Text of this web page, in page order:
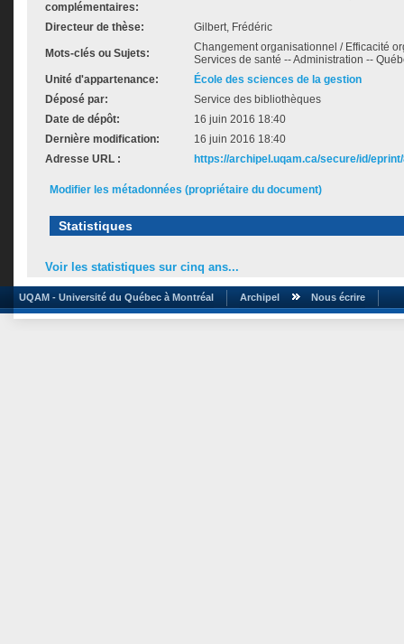
complémentaires:
Directeur de thèse: Gilbert, Frédéric
Mots-clés ou Sujets:
Changement organisationnel / Efficacité
Services de santé -- Administration --
Unité d'appartenance:
École des sciences de la gestion
Déposé par:
Service des bibliothèques
Date de dépôt:
16 juin 2016 18:40
Dernière modification:
16 juin 2016 18:40
Adresse URL :
https://archipel.uqam.ca/secure/id/
Modifier les métadonnées (propriétaire du document)
Statistiques
Voir les statistiques sur cinq ans...
UQAM - Université du Québec à Montréal Archipel Nous écrire